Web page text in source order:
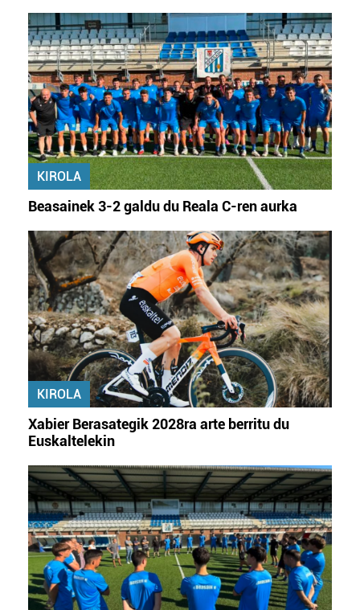
KIROLA
Beasainek 3-2 galdu du Reala C-ren aurka
KIROLA
Xabier Berasategik 2028ra arte berritu du
Euskaltelekin